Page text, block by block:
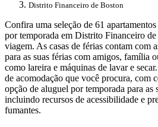
Distrito Financeiro de Boston
Confira uma seleção de 61
por temporada em Distrito Financeiro
viagem. As casas de férias contam com
para as suas férias com amigos, família
como lareira e máquinas de lavar e
de acomodação que você procura, com
opção de aluguel por temporada para as
incluindo recursos de acessibilidade e
fumantes.